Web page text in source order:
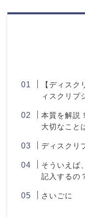
【ディス
ィスクリプ
本質を解説
大切なこと
ディスクリ
そういえば
記入するの
さいごに